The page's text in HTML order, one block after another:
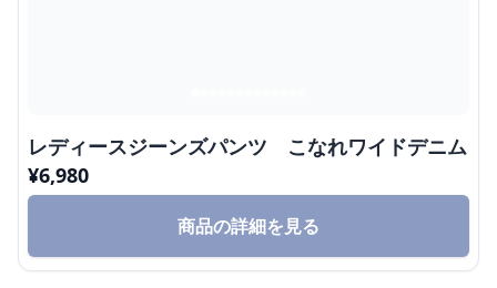
レディースジーンズパンツ こなれワイドデニム
¥6,980
商品の詳細を見る